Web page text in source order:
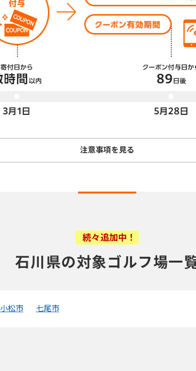
注意事項を見る
続々追加中！
石川県の対象ゴルフ場一
小松市 七尾市